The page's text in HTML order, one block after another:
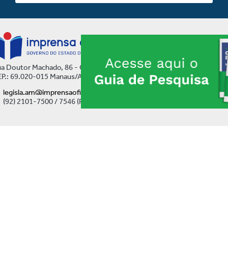
Doutor Machado, 86 - Centro
69.020-015 Manaus/AM
legisla.am@imprensaoficial.am.gov.br
(92) 2101-7500 / 7546 (Ramal)